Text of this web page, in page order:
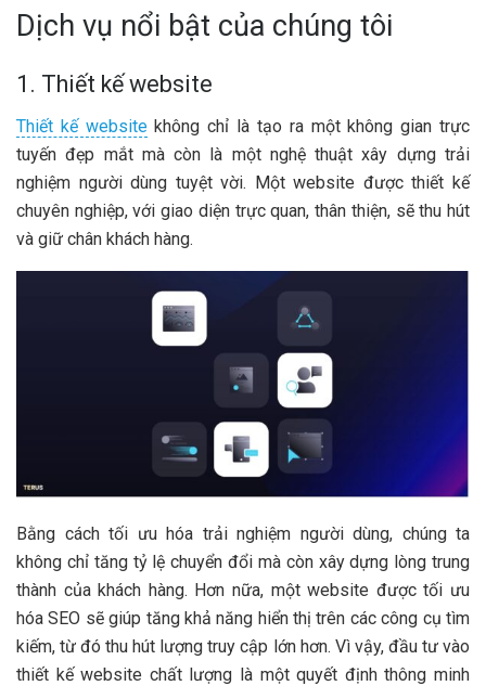
Dịch vụ nổi bật của chúng tôi
1. Thiết kế website
Thiết kế websitekhông chỉ là tạo ra một không gian trực
tuyến đẹp mắt mà còn là một nghệ thuật xây dựng trải
nghiệm người dùng tuyệt vời. Một website được thiết kế
chuyên nghiệp, với giao diện trực quan, thân thiện, sẽ thu hút
và giữ chân khách hàng.
Bằng cách tối ưu hóa trải nghiệm người dùng, chúng ta
không chỉ tăng tỷ lệ chuyển đổi mà còn xây dựng lòng trung
thành của khách hàng. Hơn nữa, một website được tối ưu
hóa SEO sẽ giúp tăng khả năng hiển thị trên các công cụ tìm
kiếm, từ đó thu hút lượng truy cập lớn hơn. Vì vậy, đầu tư vào
thiết kế website chất lượng là một quyết định thông minh